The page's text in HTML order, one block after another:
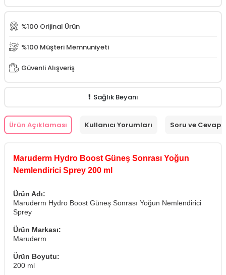
%100 Orijinal Ürün
%100 Müşteri Memnuniyeti
Güvenli Alışveriş
Sağlık Beyanı
Ürün Açıklaması Kullanıcı Yorumları Soru ve Cevap
Maruderm Hydro Boost Güneş Sonrası Yoğun
Nemlendirici Sprey 200 ml
Ürün Adı:
Maruderm Hydro Boost Güneş Sonrası Yoğun Nemlendirici
Sprey
Ürün Markası:
Maruderm
Ürün Boyutu:
200 ml